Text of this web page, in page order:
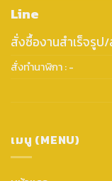
Line
สั่งซื้องานสำเร็จรูป
สั่งทำนาฬิกา : -
เมนู (MENU)